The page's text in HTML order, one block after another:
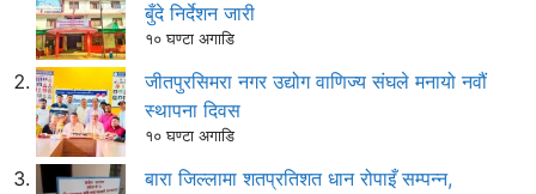
बुँदे निर्देशन जारी
१० घण्टा अगाडि
जीतपुरसिमरा नगर उद्योग वाणिज्य संघले मनायो नवौं
स्थापना दिवस
१० घण्टा अगाडि
बारा जिल्लामा शतप्रतिशत धान रोपाइँ सम्पन्न,